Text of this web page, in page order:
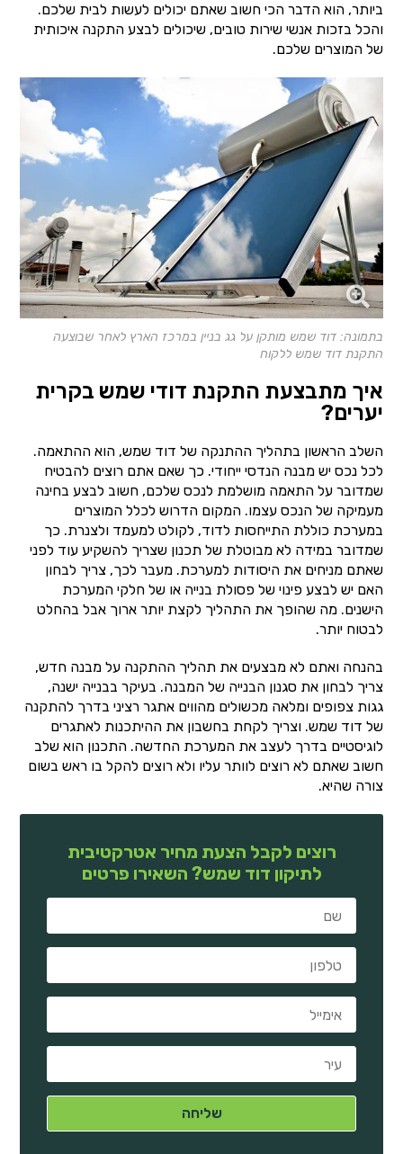
ביותר, הוא הדבר הכי חשוב שאתם יכולים לעשות לבית שלכם.
והכל בזכות אנשי שירות טובים, שיכולים לבצע התקנה איכותית
של המוצרים שלכם.
בתמונה: דוד שמש מותקן על גג בניין במרכז הארץ לאחר שבוצעה
התקנת דוד שמש ללקוח
איך מתבצעת התקנת דודי שמש בקרית
יערים?
השלב הראשון בתהליך ההתנקה של דוד שמש, הוא ההתאמה.
לכל נכס יש מבנה הנדסי ייחודי. כך שאם אתם רוצים להבטיח
שמדובר על התאמה מושלמת לנכס שלכם, חשוב לבצע בחינה
מעמיקה של הנכס עצמו. המקום הדרוש לכלל המוצרים
במערכת כוללת התייחסות לדוד, לקולט למעמד ולצנרת. כך
שמדובר במידה לא מבוטלת של תכנון שצריך להשקיע עוד לפני
שאתם מניחים את היסודות למערכת. מעבר לכך, צריך לבחון
האם יש לבצע פינוי של פסולת בנייה או של חלקי המערכת
הישנים. מה שהופך את התהליך לקצת יותר ארוך אבל בהחלט
לבטוח יותר.
בהנחה ואתם לא מבצעים את תהליך ההתקנה על מבנה חדש,
צריך לבחון את סגנון הבנייה של המבנה. בעיקר בבנייה ישנה,
גגות צפופים ומלאה מכשולים מהווים אתגר רציני בדרך להתקנה
של דוד שמש. וצריך לקחת בחשבון את ההיתכנות לאתגרים
לוגיסטיים בדרך לעצב את המערכת החדשה. התכנון הוא שלב
חשוב שאתם לא רוצים לוותר עליו ולא רוצים להקל בו ראש בשום
צורה שהיא.
רוצים לקבל הצעת מחיר אטרקטיבית
לתיקון דוד שמש? השאירו פרטים